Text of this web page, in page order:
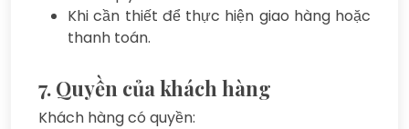
Khi cần thiết để thực hiện giao hàng hoặc
thanh toán.
7. Quyền của khách hàng
Khách hàng có quyền: